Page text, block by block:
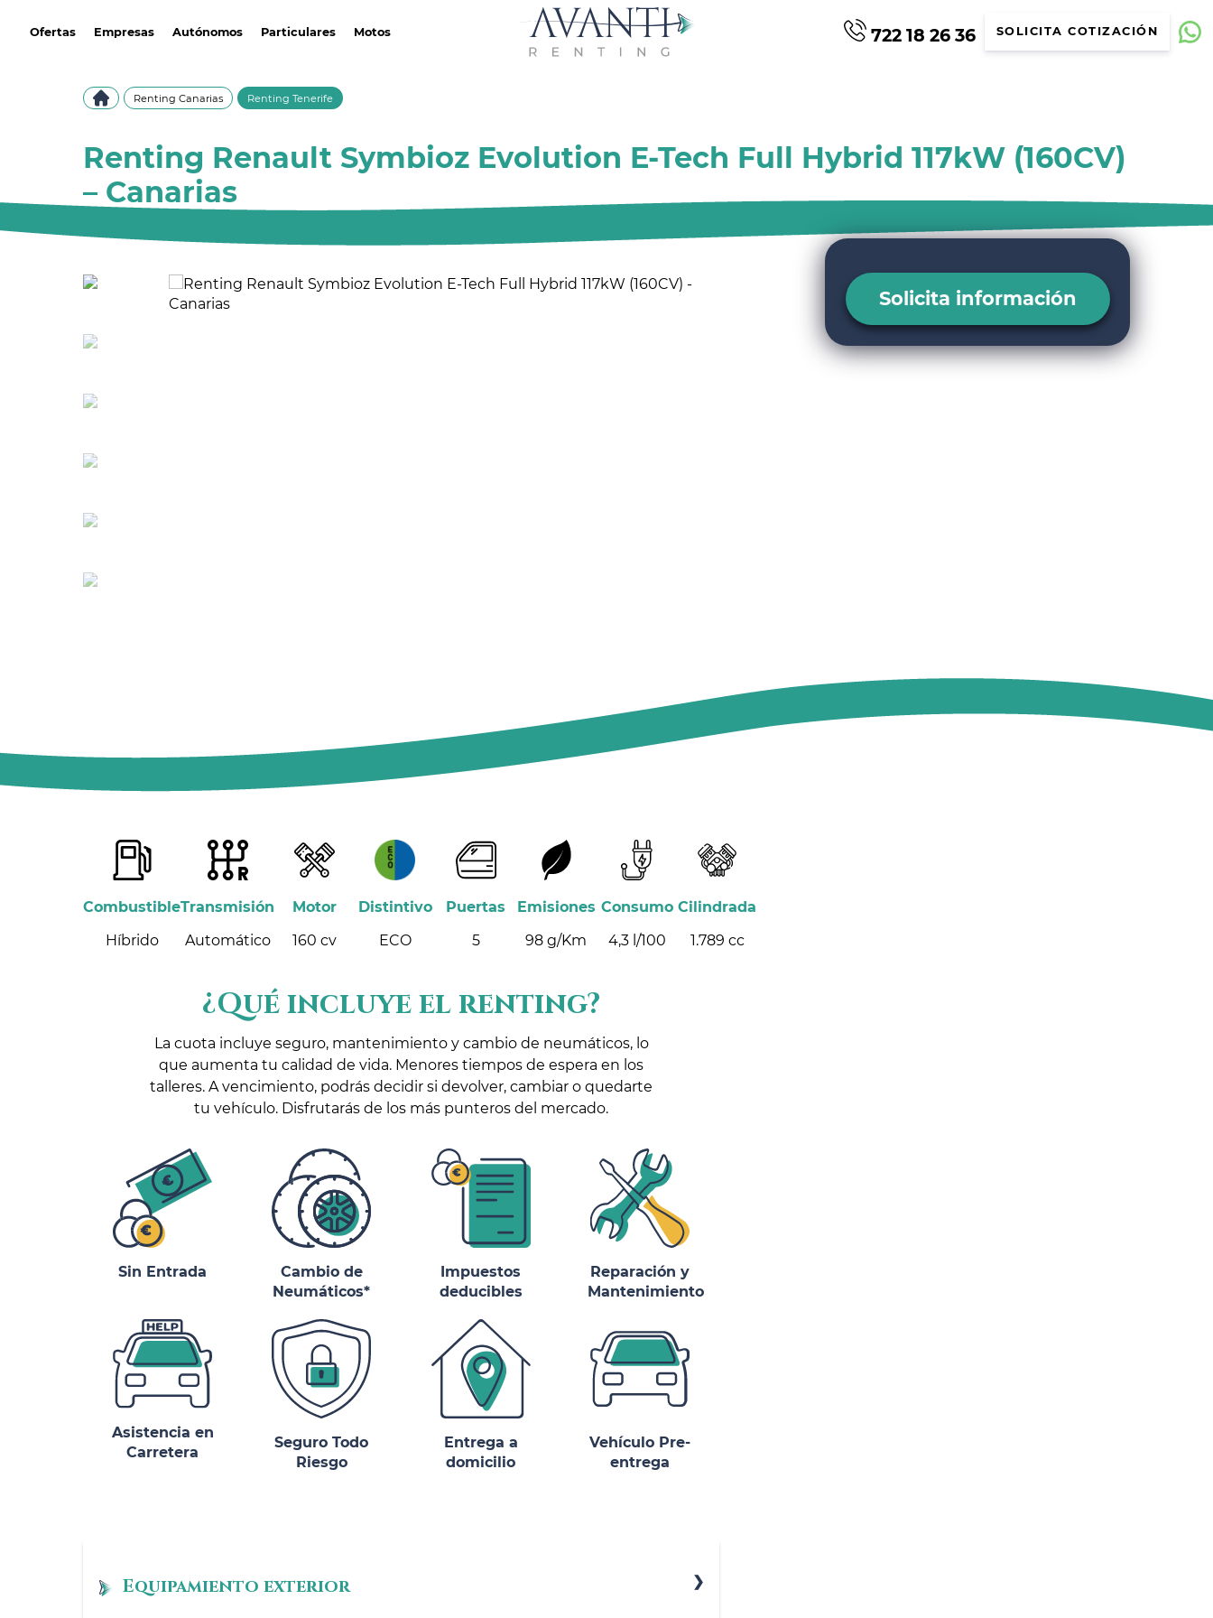
Ofertas Empresas Autónomos Particulares Motos 722 18 26 36 SOLICITA COTIZACIÓN
Renting Canarias Renting Tenerife
Renting Renault Symbioz Evolution E-Tech Full Hybrid 117kW (160CV)
– Canarias
Combustible
Híbrido
Transmisión
Automático
Motor
160 cv
Distintivo
ECO
Puertas
5
Emisiones
98 g/Km
Consumo
4,3 l/100
Cilindrada
1.789 cc
Solicita información
¿Qué incluye el renting?
La cuota incluye seguro, mantenimiento y cambio de neumáticos, lo
que aumenta tu calidad de vida. Menores tiempos de espera en los
talleres. A vencimiento, podrás decidir si devolver, cambiar o quedarte
tu vehículo. Disfrutarás de los más punteros del mercado.
Sin Entrada
Cambio de
Neumáticos*
Impuestos
deducibles
Reparación y
Mantenimiento
Asistencia en
Carretera
Seguro Todo
Riesgo
Entrega a
domicilio
Vehículo Pre-
entrega
Equipamiento exterior